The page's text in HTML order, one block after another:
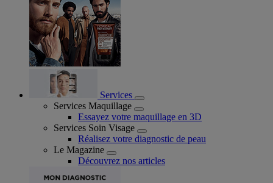
Services
Services Maquillage
Essayez votre maquillage en 3D
Services Soin Visage
Réalisez votre diagnostic de peau
Le Magazine
Découvrez nos articles